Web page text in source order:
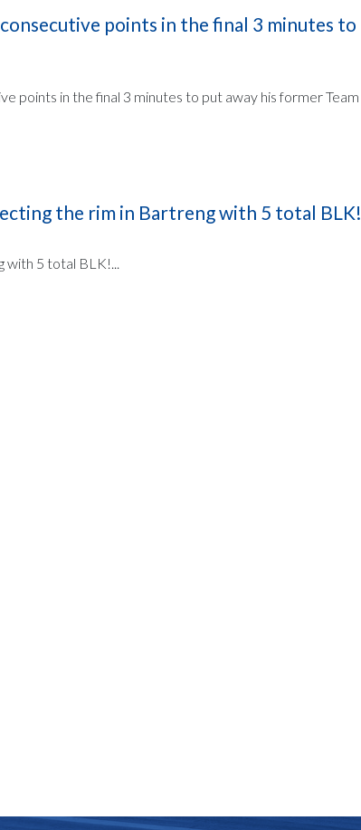
points in the final 3 minutes to
points in the final 3 minutes to put away his former Team
the rim in Bartreng with 5 total BLK!
with 5 total BLK!...